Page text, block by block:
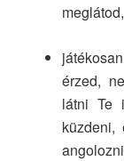
érzed,
látni Te